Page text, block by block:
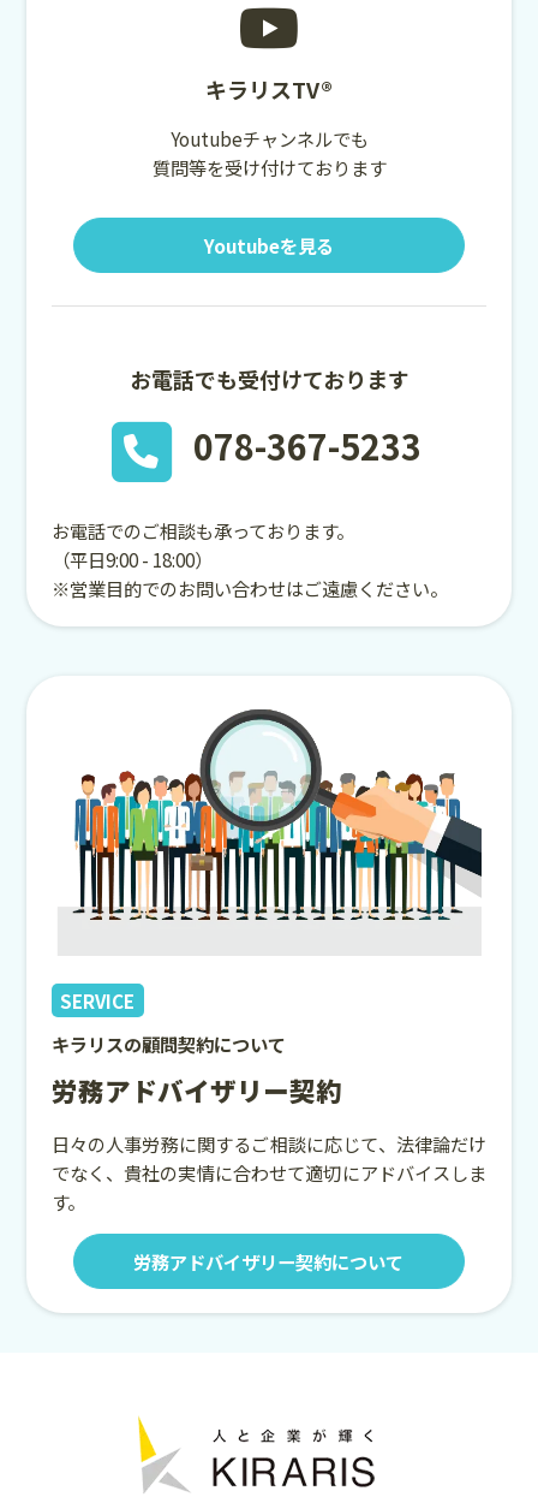
キラリスTV®
Youtubeチャンネルでも
質問等を受け付けております
Youtubeを見る
お電話でも受付けております
078-367-5233
お電話でのご相談も承っております。
（平日9:00 - 18:00）
※営業目的でのお問い合わせはご遠慮ください。
SERVICE
キラリスの顧問契約について
労務アドバイザリー契約
日々の人事労務に関するご相談に応じて、法律論だけ
でなく、貴社の実情に合わせて適切にアドバイスしま
す。
労務アドバイザリー契約について